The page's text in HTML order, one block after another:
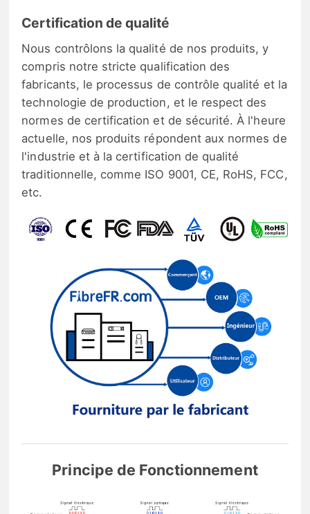
Certification de qualité
Nous contrôlons la qualité de nos produits, y
compris notre stricte qualification des
fabricants, le processus de contrôle qualité et la
technologie de production, et le respect des
normes de certification et de sécurité. À l'heure
actuelle, nos produits répondent aux normes de
l'industrie et à la certification de qualité
traditionnelle, comme ISO 9001, CE, RoHS, FCC,
etc.
Principe de Fonctionnement